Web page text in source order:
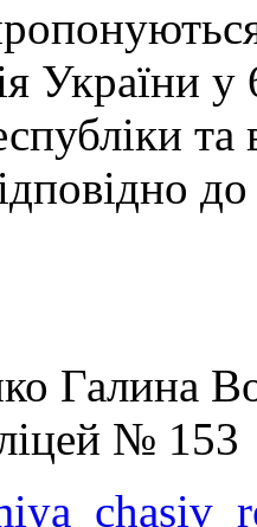
України
Галина
№ 153